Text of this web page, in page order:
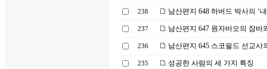
238 남산편지 648 하버드 박사의 ‘
237 남산편지 647 원자바오의 잠바
236 남산편지 645 스코필드 선교사
235 성공한 사람의 세 가지 특징